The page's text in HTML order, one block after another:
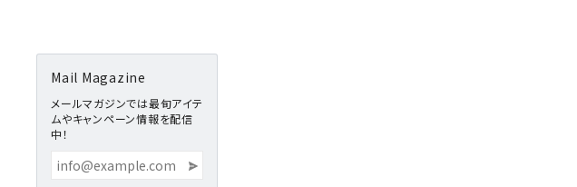
Mail Magazine
メールマガジンでは最旬アイテ
ムやキャンペーン情報を配信
中！